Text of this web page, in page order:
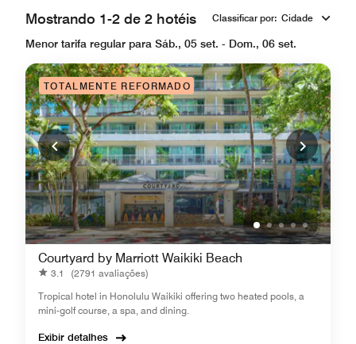
Mostrando 1-2 de 2 hotéis Classificar por: Cidade
Menor tarifa regular para Sáb., 05 set. - Dom., 06 set.
TOTALMENTE REFORMADO
Courtyard by Marriott Waikiki Beach
3.1
(2791 avaliações)
Tropical hotel in Honolulu Waikiki offering two heated pools, a
mini-golf course, a spa, and dining.
Exibir detalhes